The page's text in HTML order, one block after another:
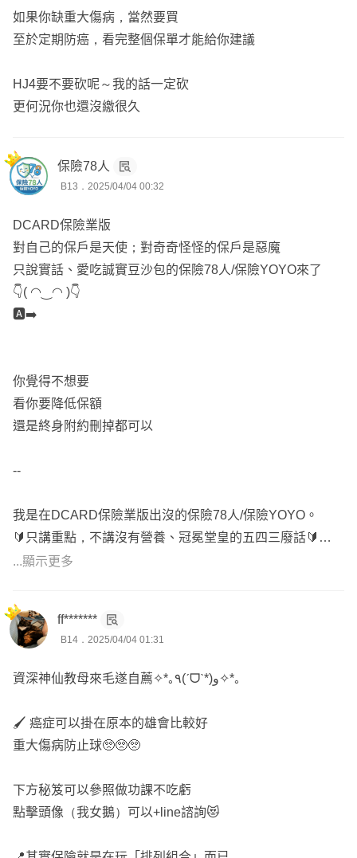
熟悉各家保險公司商品，理賠經驗豐富，在保經公司擔任經
理，兼任個人事務所 負責人，也是布萊恩保險 網站負責
^^
.
可以更精確協助保戶與保險公司核保科/理賠科溝通，為保
戶爭取相關權益。
關節發育不良、早期心房收縮、卵圓孔未閉合、多指症、蠶
豆症、血管瘤、呼吸窘迫、心房中隔缺損、甲狀腺低下、早
產低體重、成人三高、B肝、氣喘、甲亢、囊腫、子宮肌
瘤、內膜異位等體況。
.
有保險法及保險學專業，也有法律學分，可協助處理理賠爭
議，幫寫「#申訴函」跟「#評議函」。📌非保戶採收費接
案，若親友有理賠糾紛也可以轉介紹給我。
等理賠爭議。
------分隔線------
一份完整的保單應具備：
🎯低保費高保障，把錢花在刀口上
🎯保大再保小，保近再保遠
(數萬元的自費藥材、癌症重傷)
.
🧷意外險
🧷 醫療險
如果你缺重大傷病，當然要買
至於定期防癌，看完整個保單才能給你建議
HJ4要不要砍呢～我的話一定砍
更何況你也還沒繳很久
保險78人
B13．2025/04/04 00:32
DCARD保險業版
對自己的保戶是天使；對奇奇怪怪的保戶是惡魔
只說實話、愛吃誠實豆沙包的保險78人/保險YOYO來了
👇( ◠‿◠ )👇
🅰️➡️
你覺得不想要
看你要降低保額
還是終身附約刪掉都可以
--
我是在DCARD保險業版出沒的保險78人/保險YOYO。
🔰只講重點，不講沒有營養、冠冕堂皇的五四三廢話🔰
🔰不複製貼上制式版面文，依照個人不同狀況，客製化逐字
🎁 網路普通客戶回答簡單易懂
🎀 既有客戶詳細講解
🌞 面談詳細講解保單內容
☀️ 依照預算規劃內容，不做灌水單
⭐ 不主動推銷、不強迫推銷、不做不實話術
🎯 不隨意請客戶解舊約，新保單補強部分不足
⛄ 全台北中南跑透透
❄️ 出沒DCARD保險業版
...顯示更多
ff*******
B14．2025/04/04 01:31
資深神仙教母來毛遂自薦✧*｡٩(ˊᗜˋ*)و✧*｡
🖌️ 癌症可以掛在原本的雄會比較好
重大傷病防止球🥺🥺🥺
下方秘笈可以參照做功課不吃虧
點擊頭像（我女鵝）可以+line諮詢😻